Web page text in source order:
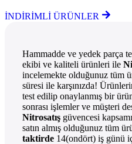
İNDİRİMLİ ÜRÜNLER
Hammadde ve yedek parça
ekibi ve kaliteli ürünleri ile
incelemekte olduğunuz tüm
süresi ile karşınızda!
test edilip onaylanmış bir
sonrası işlemler ve müşteri
Nitrosatış güvencesi
satın almış olduğunuz tüm
taktirde 14(ondört) iş günü